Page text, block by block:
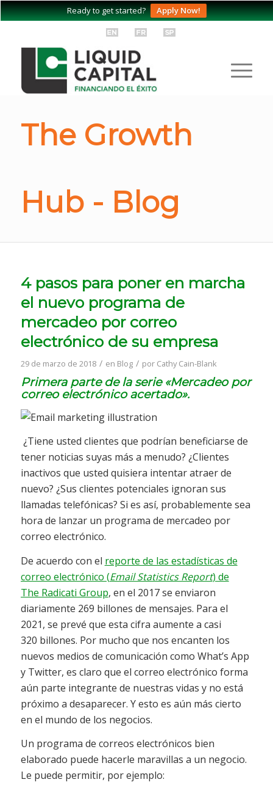
Ready to get started? Apply Now!
The Growth
Hub - Blog
4 pasos para poner en marcha
el nuevo programa de
mercadeo por correo
electrónico de su empresa
29 de marzo de 2018 / en Blog / por Cathy Cain-Blank
Primera parte de la serie «Mercadeo por
correo electrónico acertado».
¿Tiene usted clientes que podrían beneficiarse de
tener noticias suyas más a menudo? ¿Clientes
inactivos que usted quisiera intentar atraer de
nuevo? ¿Sus clientes potenciales ignoran sus
llamadas telefónicas? Si es así, probablemente sea
hora de lanzar un programa de mercadeo por
correo electrónico.
De acuerdo con el reporte de las estadísticas de
correo electrónico (Email Statistics Report) de
The Radicati Group, en el 2017 se enviaron
diariamente 269 billones de mensajes. Para el
2021, se prevé que esta cifra aumente a casi
320 billones. Por mucho que nos encanten los
nuevos medios de comunicación como What’s App
y Twitter, es claro que el correo electrónico forma
aún parte integrante de nuestras vidas y no está
próximo a desaparecer. Y esto es aún más cierto
en el mundo de los negocios.
Un programa de correos electrónicos bien
elaborado puede hacerle maravillas a un negocio.
Le puede permitir, por ejemplo: